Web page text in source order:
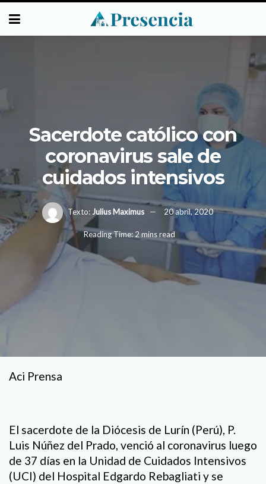
Sacerdote católico con
coronavirus sale de
cuidados intensivos
Texto: Julius Maximus 20 abril, 2020
Reading Time: 2 mins read
Aci Prensa
El sacerdote de la Diócesis de Lurín (Perú), P.
Luis Núñez del Prado, venció al coronavirus luego
de 37 días en la Unidad de Cuidados Intensivos
(UCI) del Hospital Edgardo Rebagliati y se